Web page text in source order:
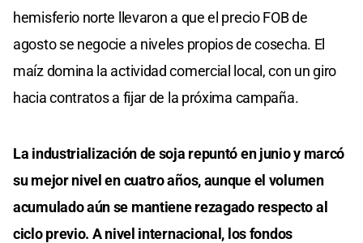
hemisferio norte llevaron a que el precio FOB de
agosto se negocie a niveles propios de cosecha. El
maíz domina la actividad comercial local, con un giro
hacia contratos a fijar de la próxima campaña.
La industrialización de soja repuntó en junio y marcó
su mejor nivel en cuatro años, aunque el volumen
acumulado aún se mantiene rezagado respecto al
ciclo previo. A nivel internacional, los fondos